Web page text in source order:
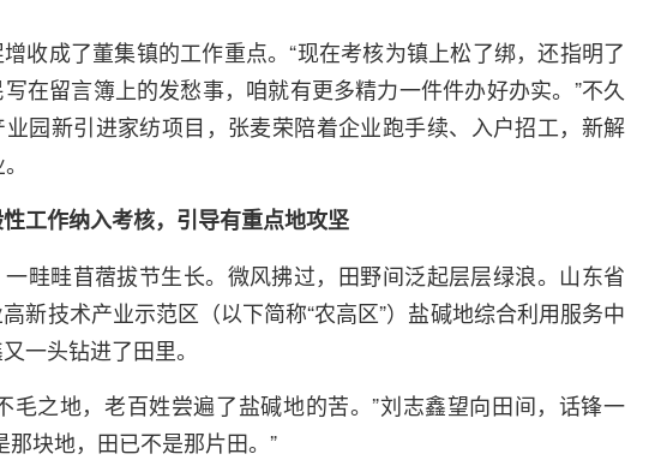
收成了董集镇的工作重点。“现在考核为镇上松了绑，还指明了
在留言簿上的发愁事，咱就有更多精力一件件办好办实。”不久
园新引进家纺项目，张麦荣陪着企业跑手续、入户招工，新解
工作纳入考核，引导有重点地攻坚
畦畦苜蓿拔节生长。微风拂过，田野间泛起层层绿浪。山东省
新技术产业示范区（以下简称“农高区”）盐碱地综合利用服务中
一头钻进了田里。
毛之地，老百姓尝遍了盐碱地的苦。”刘志鑫望向田间，话锋一
那块地，田已不是那片田。”